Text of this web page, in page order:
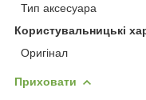
Тип аксесуара
Користувальницькі
Оригінал
Приховати